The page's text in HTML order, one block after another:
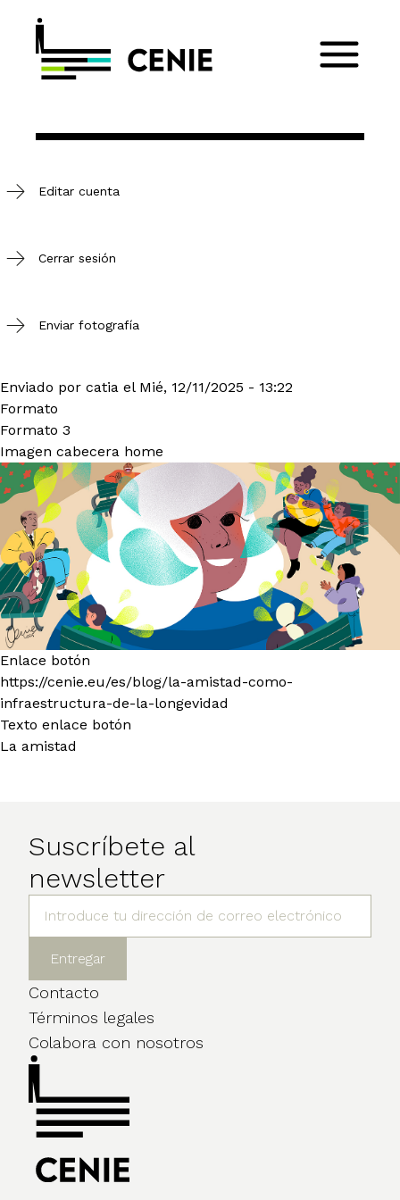
Editar cuenta
Cerrar sesión
Enviar fotografía
Enviado por catia el Mié, 12/11/2025 - 13:22
Formato
Formato 3
Imagen cabecera home
Enlace botón
https://cenie.eu/es/blog/la-amistad-como-
infraestructura-de-la-longevidad
Texto enlace botón
La amistad
Suscríbete al
newsletter
Contacto
Términos legales
Colabora con nosotros